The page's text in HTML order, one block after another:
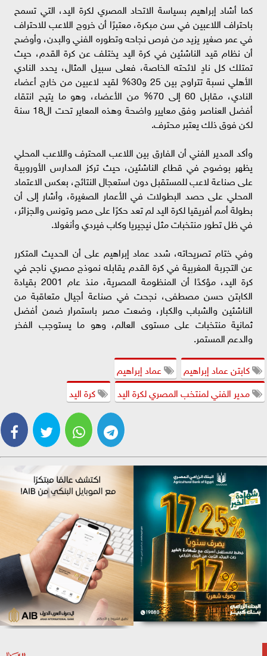
كما أشاد إبراهيم بسياسة الاتحاد المصري لكرة اليد، التي تسمح
باحتراف اللاعبين في سن مبكرة، معتبرًا أن خروج اللاعب للاحتراف
في عمر صغير يزيد من فرص نجاحه وتطوره الفني والبدن، وأوضح
أن نظام قيد الناشئين في كرة اليد يختلف عن كرة القدم، حيث
تمتلك كل نادٍ لائحته الخاصة، فعلى سبيل المثال، يحدد النادي
الأهلي نسبة تتراوح بين 25 و30% لقيد لاعبين من خارج أعضاء
النادي، مقابل 60 إلى 70% من الأعضاء، وهو ما يتيح انتقاء
أفضل العناصر وفق معايير واضحة وهذه المعاير تحت ال18 سنة
لكن فوق ذلك يعتبر محترف.
وأكد المدير الفني أن الفارق بين اللاعب المحترف واللاعب المحلي
يظهر بوضوح في قطاع الناشئين، حيث تركز المدارس الأوروبية
على صناعة لاعب للمستقبل دون استعجال النتائج، بعكس الاعتماد
المحلي على حصد البطولات في الأعمار الصغيرة، وأشار إلى أن
بطولة أمم أفريقيا لكرة اليد لم تعد حكرًا على مصر وتونس والجزائر،
في ظل تطور منتخبات مثل نيجيريا وكاب فيردي وأنغولا.
وفي ختام تصريحاته، شدد عماد إبراهيم على أن الحديث المتكرر
عن التجربة المغربية في كرة القدم يقابله نموذج مصري ناجح في
كرة اليد، مؤكدًا أن المنظومة المصرية، منذ عام 2001 بقيادة
الكابتن حسن مصطفى، نجحت في صناعة أجيال متعاقبة من
الناشئين والشباب والكبار، وضعت مصر باستمرار ضمن أفضل
ثمانية منتخبات على مستوى العالم، وهو ما يستوجب الفخر
والدعم المستمر.
كابتن عماد إبراهيم
عماد إبراهيم
مدير الفني لمنتخب المصري لكرة اليد
كرة اليد